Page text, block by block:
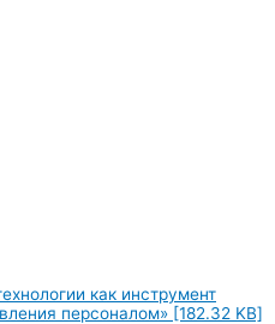
как инструмент
персоналом» [182.32 KB]